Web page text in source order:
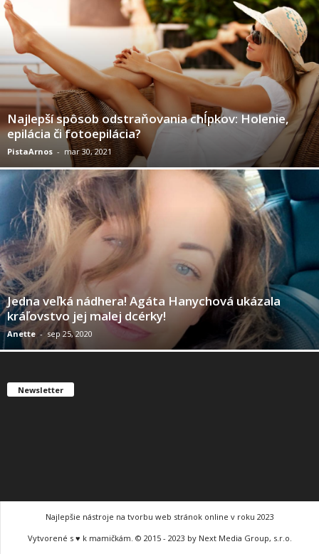
Najlepší spôsob odstraňovania chĺpkov: Holenie,
epilácia či fotoepilácia?
PistaArnos - mar 30, 2021
Jedna veľká nádhera! Agáta Hanychová ukázala
kráľovstvo jej malej dcérky!
Anette - sep 25, 2020
Newsletter
Najlepšie nástroje na tvorbu web stránok online v roku 2023
Vytvorené s ♥ k mamičkám. © 2015 - 2023 by Next Media Group, s.r.o.